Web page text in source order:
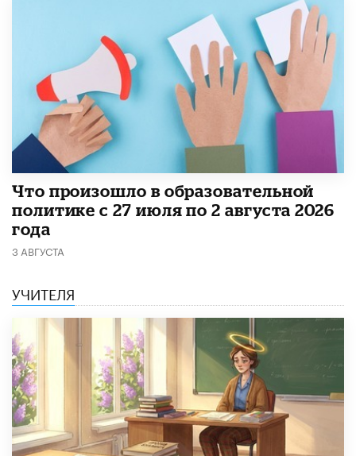
​Что произошло в образовательной
политике с 27 июля по 2 августа 2026
года
3 АВГУСТА
УЧИТЕЛЯ